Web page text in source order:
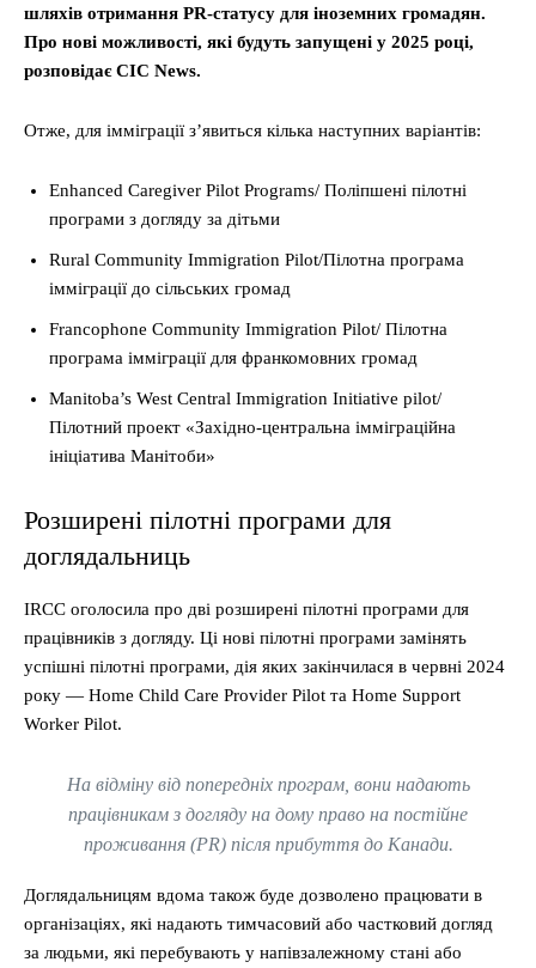
шляхів отримання PR-статусу для іноземних громадян.
Про нові можливості, які будуть запущені у 2025 році,
розповідає CIC News.
Отже, для імміграції з’явиться кілька наступних варіантів:
Enhanced Caregiver Pilot Programs/ Поліпшені пілотні
програми з догляду за дітьми
Rural Community Immigration Pilot/Пілотна програма
імміграції до сільських громад
Francophone Community Immigration Pilot/ Пілотна
програма імміграції для франкомовних громад
Manitoba’s West Central Immigration Initiative pilot/
Пілотний проект «Західно-центральна імміграційна
ініціатива Манітоби»
Розширені пілотні програми для
доглядальниць
IRCC оголосила про дві розширені пілотні програми для
працівників з догляду. Ці нові пілотні програми замінять
успішні пілотні програми, дія яких закінчилася в червні 2024
року — Home Child Care Provider Pilot та Home Support
Worker Pilot.
На відміну від попередніх програм, вони надають
працівникам з догляду на дому право на постійне
проживання (PR) після прибуття до Канади.
Доглядальницям вдома також буде дозволено працювати в
організаціях, які надають тимчасовий або частковий догляд
за людьми, які перебувають у напівзалежному стані або